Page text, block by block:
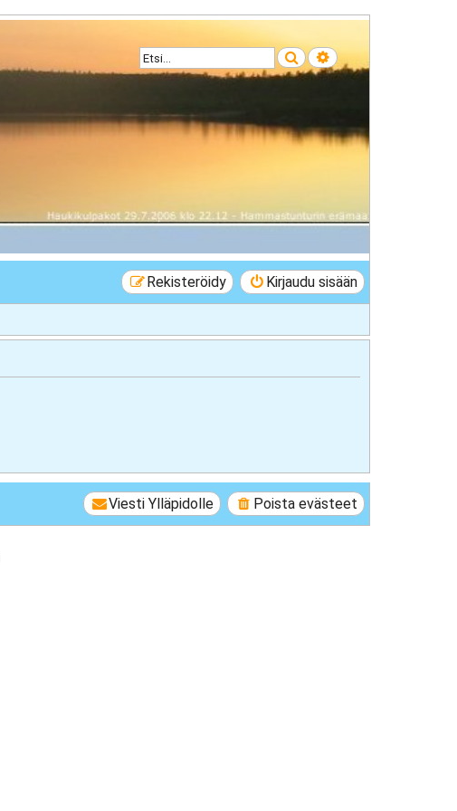
Etsi Tarkennettu haku
Kirjaudu sisään
Rekisteröidy
Poista evästeet
Viesti Ylläpidolle